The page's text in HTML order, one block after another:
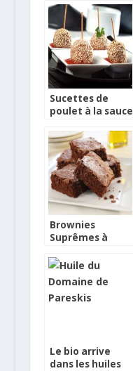
Sucettes de
poulet à la sauce
Brownies
Suprêmes à
Le bio arrive
dans les huiles